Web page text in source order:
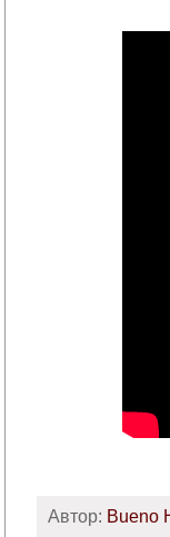
Автор: Bueno